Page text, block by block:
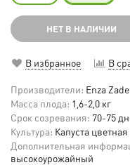
НЕТ В НАЛИЧИИ
В избранное В
Производители: Enza
Масса плода: 1,6-2,0 кг
Срок созревания: 70-75
Культура: Капуста цветная
Дополнительная
высокоурожайный